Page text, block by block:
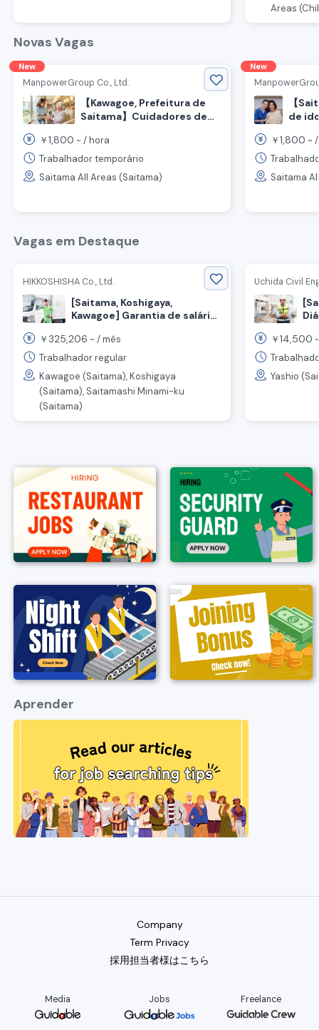
Areas
Novas Vagas
New
ManpowerGroup Co., Ltd.
【Kawagoe, Prefeitura de
Saitama】Cuidadores de
necessidade de
qualificação e pagamento
semanal OK
￥1,800 ~ /hora
Trabalhador temporário
Saitama All Areas (Saitama)
New
【
de
￥1,800 ~
Saitama
Vagas em Destaque
HIKKOSHISHA Co., Ltd.
[Saitama, Koshigaya,
Kawagoe] Garantia de salário
ienes! Bônus de boas-vindas!
Recrutamento de equipe de
apoio a mudanças.
￥ 325,206 ~ /mês
Trabalhador regular
Kawagoe (Saitama), Koshigaya
(Saitama), Saitamashi Minami-ku
(Saitama)
Uchida Civil
￥14,500
Yashio
Aprender
Company
Term Privacy
採用担当者様はこちら
Media Jobs Freelance